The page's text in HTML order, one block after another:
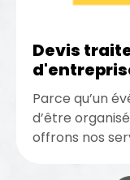
Devis
Parce qu’un
d’être
offrons nos